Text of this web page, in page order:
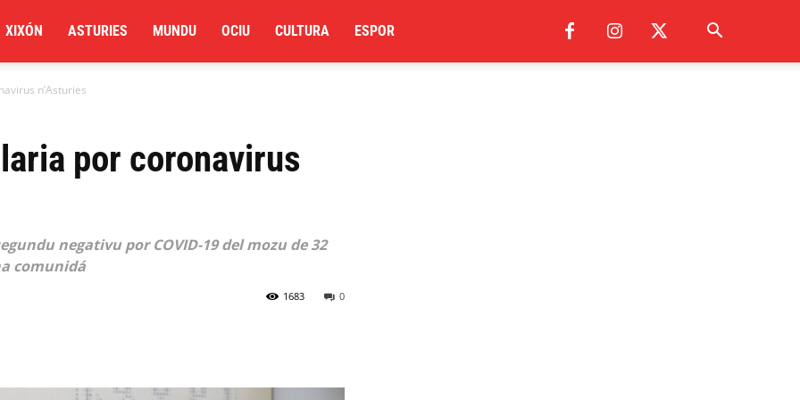
XIXÓN ASTURIES MUNDU OCIU CULTURA ESPOR
n’Asturies
por coronavirus
negativu por COVID-19 del mozu de 32
comunidá
0
1683